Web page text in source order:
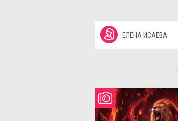
ЕЛЕНА ИСАЕВА